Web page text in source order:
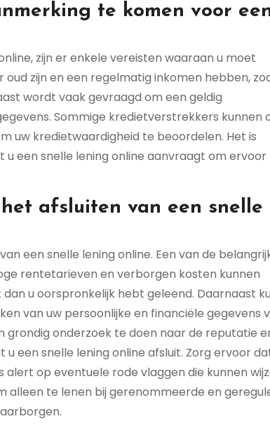
te komen voor
zijn er enkele vereisten waaraan u moet
zijn en een regelmatig inkomen hebben,
wordt vaak gevraagd om een geldig
Sommige kredietverstrekkers kunnen
uw kredietwaardigheid te beoordelen. Het is
een snelle lening online aanvraagt om ervoor
afsluiten van een snelle
een snelle lening online. Een van de
rentetarieven en verborgen kosten kunnen
u oorspronkelijk hebt geleend. Daarnaast
van uw persoonlijke en financiële gegevens
grondig onderzoek te doen naar de reputatie
een snelle lening online afsluit. Zorg ervoor
op eventuele rode vlaggen die kunnen
alleen te lenen bij gerenommeerde en